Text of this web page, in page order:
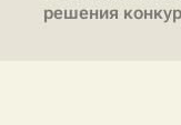
решения